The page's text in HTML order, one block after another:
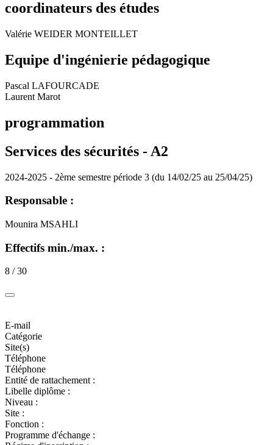
coordinateurs des études
Valérie WEIDER MONTEILLET
Equipe d'ingénierie pédagogique
Pascal LAFOURCADE
Laurent Marot
programmation
Services des sécurités - A2
2024-2025 - 2ème semestre période 3 (du 14/02/25 au 25/04/25)
Responsable :
Mounira MSAHLI
Effectifs min./max. :
8 / 30
E-mail
Catégorie
Site(s)
Téléphone
Téléphone
Entité de rattachement :
Libelle diplôme :
Niveau :
Site :
Fonction :
Programme d'échange :